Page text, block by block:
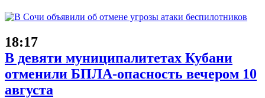
18:17
В девяти муниципалитетах Кубани
отменили БПЛА-опасность вечером 10
августа